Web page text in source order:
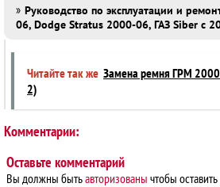
» Руководство по эксплуатации и
06, Dodge Stratus 2000-06, ГАЗ Siber с
Читайте так же Замена ремня ГРМ 2000
2)
Комментарии:
Оставьте комментарий
Вы должны бытьавторизованы чтобы